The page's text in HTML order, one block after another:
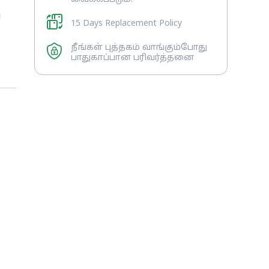
15 Days Replacement Policy
நீங்கள் புத்தகம் வாங்கும்போது
பாதுகாப்பான பரிவர்த்தனை